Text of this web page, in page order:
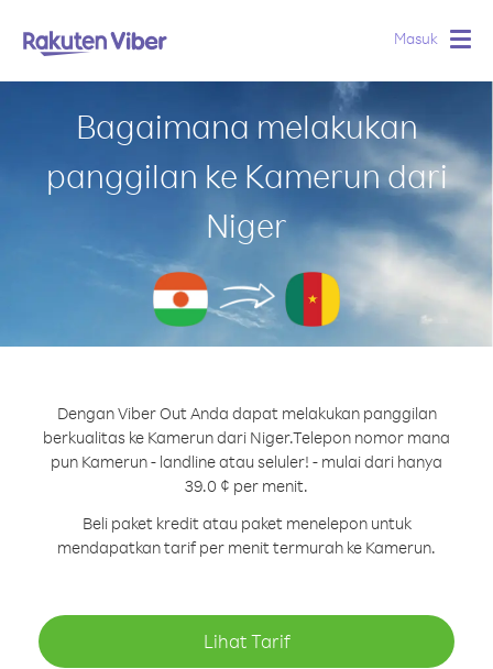
Masuk
Bagaimana melakukan
panggilan ke Kamerun dari
Niger
Dengan Viber Out Anda dapat melakukan panggilan
berkualitas ke Kamerun dari Niger.Telepon nomor mana
pun Kamerun - landline atau seluler! - mulai dari hanya
39.0 ¢ per menit.
Beli paket kredit atau paket menelepon untuk
mendapatkan tarif per menit termurah ke Kamerun.
Lihat Tarif